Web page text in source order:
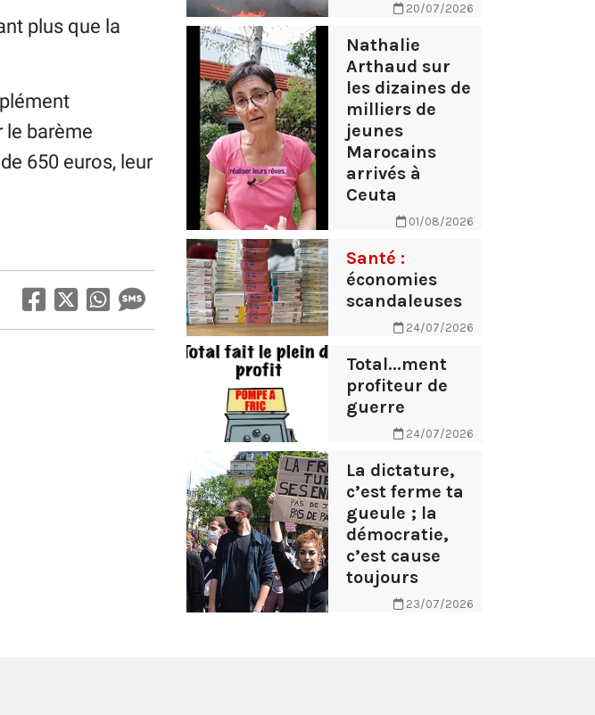
plus que la
le barème
650 euros, leur
20/07/2026
Nathalie
Arthaud sur
les dizaines de
milliers de
jeunes
Marocains
arrivés à
Ceuta
01/08/2026
Santé :
économies
scandaleuses
24/07/2026
Total...ment
profiteur de
guerre
24/07/2026
La dictature,
c’est ferme ta
gueule ; la
démocratie,
c’est cause
toujours
23/07/2026